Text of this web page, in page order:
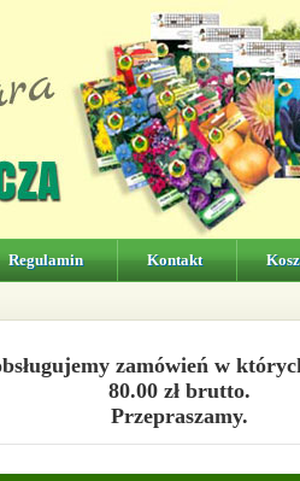
Regulamin Kontakt
zamówień w
80.00 zł brutto.
Przepraszamy.